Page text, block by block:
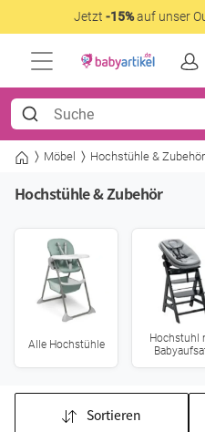
Jetzt -15%auf unser
Möbel Hochstühle & Zubehör
Hochstühle & Zubehör
Alle Hochstühle
Hochstuhl
Sortieren